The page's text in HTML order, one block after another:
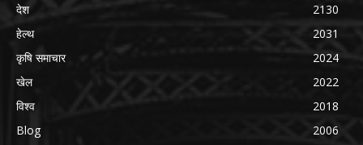
देश
2130
हेल्थ
2031
कृषि समाचार
2024
खेल
2022
विश्व
2018
Blog
2006